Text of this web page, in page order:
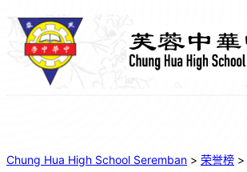
Chung Hua High School Seremban > 荣誉榜 >